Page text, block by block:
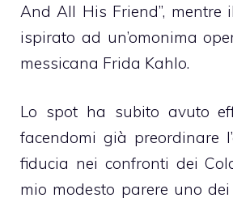
And All His Friend”, mentre
ispirato ad un’omonima
messicana Frida Kahlo.
Lo spot ha subito avuto
facendomi già preordinare
fiducia nei confronti dei
mio modesto parere uno